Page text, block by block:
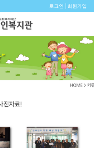
로그인 회원가입